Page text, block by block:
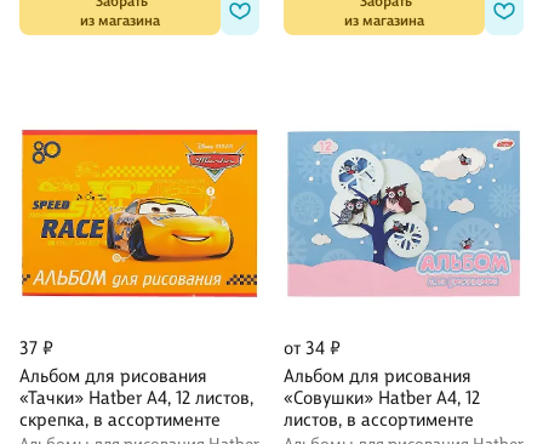
из магазина
из магазина
37 ₽
Альбом для рисования
«Тачки» Hatber А4, 12 листов,
скрепка, в ассортименте
от 34 ₽
Альбом для рисования
«Совушки» Hatber А4, 12
листов, в ассортименте